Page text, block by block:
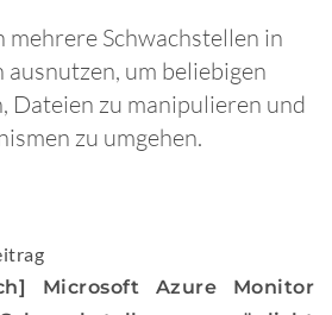
mehrere Schwachstellen in
um beliebigen
Dateien zu manipulieren und
zu umgehen.
Microsoft Azure Monitor